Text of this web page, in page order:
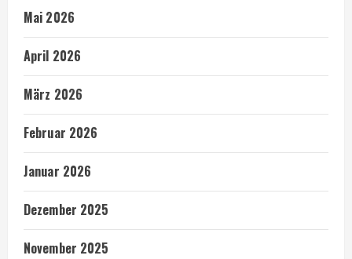
Mai 2026
April 2026
März 2026
Februar 2026
Januar 2026
Dezember 2025
November 2025